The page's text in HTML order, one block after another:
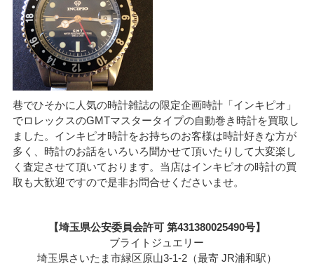
巷でひそかに人気の時計雑誌の限定企画時計「インキピオ」
でロレックスのGMTマスタータイプの自動巻き時計を買取し
ました。インキピオ時計をお持ちのお客様は時計好きな方が
多く、時計のお話をいろいろ聞かせて頂いたりして大変楽し
く査定させて頂いております。当店はインキピオの時計の買
取も大歓迎ですので是非お問合せくださいませ。
【埼玉県公安委員会許可 第431380025490号】
ブライトジュエリー
埼玉県さいたま市緑区原山3-1-2（最寄 JR浦和駅）